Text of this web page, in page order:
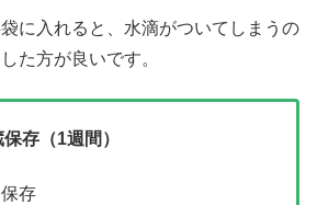
に入れると、水滴がついてしまうの
た方が良いです。
存（1週間）
存